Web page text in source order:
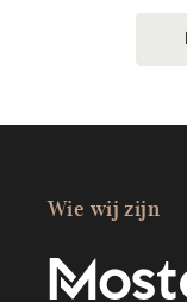
Wie wij zijn